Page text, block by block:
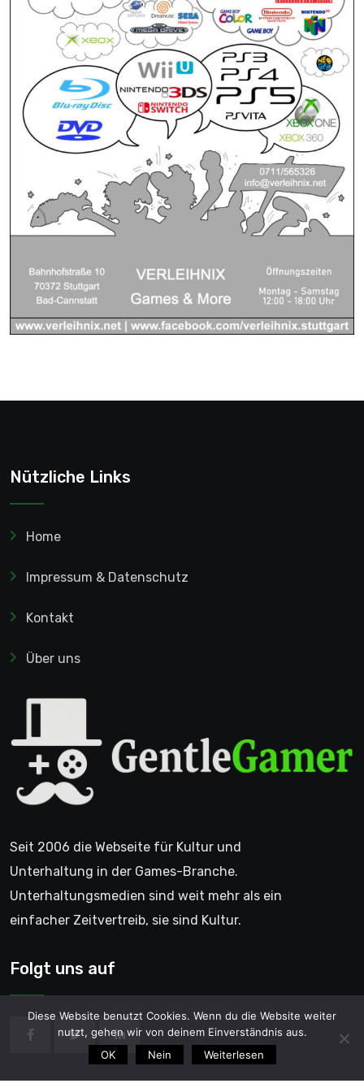
Nützliche Links
Home
Impressum & Datenschutz
Kontakt
Über uns
Seit 2006 die Webseite für Kultur und
Unterhaltung in der Games-Branche.
Unterhaltungsmedien sind weit mehr als ein
einfacher Zeitvertreib, sie sind Kultur.
Folgt uns auf
Diese Website benutzt Cookies. Wenn du die Website weiter
nutzt, gehen wir von deinem Einverständnis aus.
OK
Nein Weiterlesen